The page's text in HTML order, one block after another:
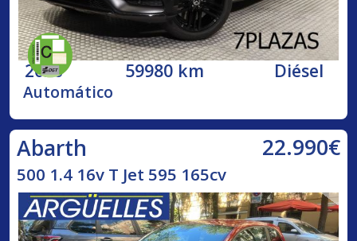
2020 59980 km Diésel
Automático
Abarth 22.990€
500 1.4 16v T Jet 595 165cv